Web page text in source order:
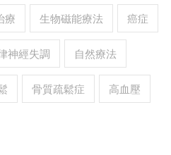
療 生物磁能療法 癌症
神經失調 自然療法
骨質疏鬆症 高血壓